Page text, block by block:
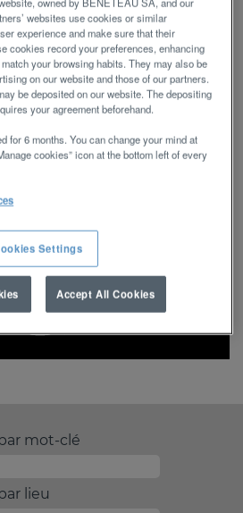
compétence
durable du Groupe
marques.
mot-clé
lieu
websites use cookies or similar
experience and make sure that their
cookies record your preferences, enhancing
your browsing habits. They may also be
on our website and those of our partners.
be deposited on our website. The depositing
your agreement beforehand.
for 6 months. You can change your mind at
cookies” icon at the bottom left of every
Settings
Accept All Cookies